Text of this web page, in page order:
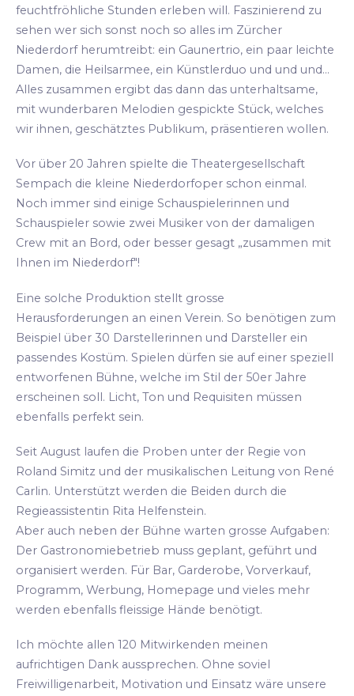
feuchtfröhliche Stunden erleben will. Faszinierend zu
sehen wer sich sonst noch so alles im Zürcher
Niederdorf herumtreibt: ein Gaunertrio, ein paar leichte
Damen, die Heilsarmee, ein Künstlerduo und und und...
Alles zusammen ergibt das dann das unterhaltsame,
mit wunderbaren Melodien gespickte Stück, welches
wir ihnen, geschätztes Publikum, präsentieren wollen.
Vor über 20 Jahren spielte die Theatergesellschaft
Sempach die kleine Niederdorfoper schon einmal.
Noch immer sind einige Schauspielerinnen und
Schauspieler sowie zwei Musiker von der damaligen
Crew mit an Bord, oder besser gesagt „zusammen mit
Ihnen im Niederdorf"!
Eine solche Produktion stellt grosse
Herausforderungen an einen Verein. So benötigen zum
Beispiel über 30 Darstellerinnen und Darsteller ein
passendes Kostüm. Spielen dürfen sie auf einer speziell
entworfenen Bühne, welche im Stil der 50er Jahre
erscheinen soll. Licht, Ton und Requisiten müssen
ebenfalls perfekt sein.
Seit August laufen die Proben unter der Regie von
Roland Simitz und der musikalischen Leitung von René
Carlin. Unterstützt werden die Beiden durch die
Regieassistentin Rita Helfenstein.
Aber auch neben der Bühne warten grosse Aufgaben:
Der Gastronomiebetrieb muss geplant, geführt und
organisiert werden. Für Bar, Garderobe, Vorverkauf,
Programm, Werbung, Homepage und vieles mehr
werden ebenfalls fleissige Hände benötigt.
Ich möchte allen 120 Mitwirkenden meinen
aufrichtigen Dank aussprechen. Ohne soviel
Freiwilligenarbeit, Motivation und Einsatz wäre unsere